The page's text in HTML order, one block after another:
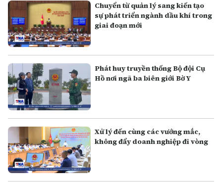
Chuyển từ quản lý sang kiến tạo
sự phát triển ngành dầu khí trong
giai đoạn mới
Phát huy truyền thống Bộ đội Cụ
Hồ nơi ngã ba biên giới Bờ Y
Xử lý đến cùng các vướng mắc,
không đẩy doanh nghiệp đi vòng